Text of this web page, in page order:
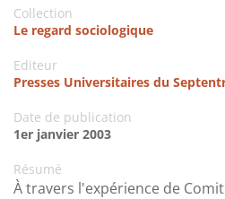
Collection
Le regard sociologique
Editeur
Presses Universitaires du
Date de publication
1er janvier 2003
Résumé
À travers l'expérience de